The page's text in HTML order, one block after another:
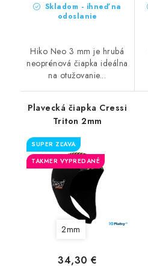
Skladom - ihneď na
odoslanie
Hiko Neo 3 mm je hrubá
neoprénová čiapka ideálna
na otužovanie...
Plavecká čiapka Cressi
Triton 2mm
SUPER ZĽAVA
TAKMER VYPREDANÉ
2mm
34,30 €